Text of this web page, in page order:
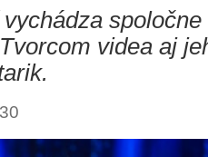
spoločne
videa aj